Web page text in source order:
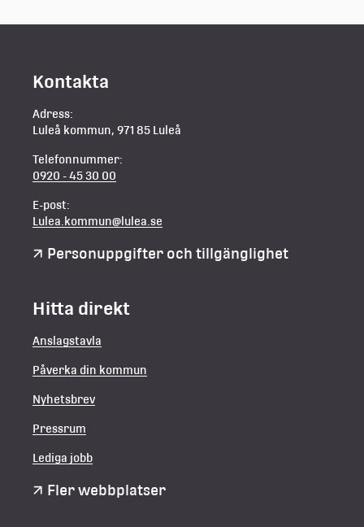
Kontakta
Adress:
Luleå kommun, 971 85 Luleå
Telefonnummer:
0920 - 45 30 00
E-post:
Lulea.kommun@lulea.se
Personuppgifter och tillgänglighet
Hitta direkt
Anslagstavla
Påverka din kommun
Nyhetsbrev
Pressrum
Lediga jobb
Fler webbplatser